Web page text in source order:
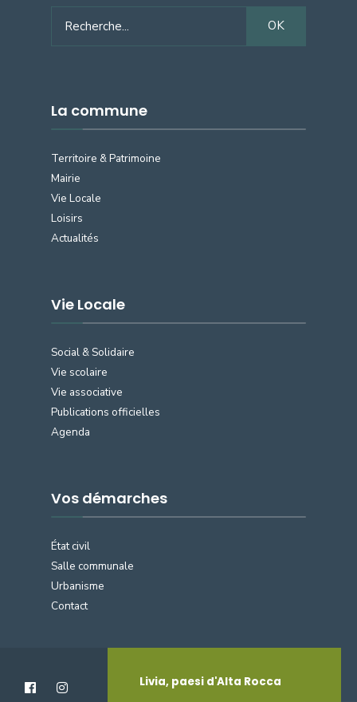
for:
OK
La commune
Territoire & Patrimoine
Mairie
Vie Locale
Loisirs
Actualités
Vie Locale
Social & Solidaire
Vie scolaire
Vie associative
Publications officielles
Agenda
Vos démarches
État civil
Salle communale
Urbanisme
Contact
Livia, paesi d'Alta Rocca